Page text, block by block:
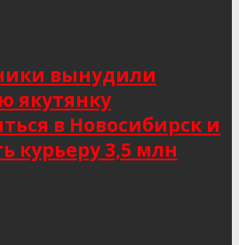
вынудили
якутянку
в Новосибирск и
курьеру 3,5 млн